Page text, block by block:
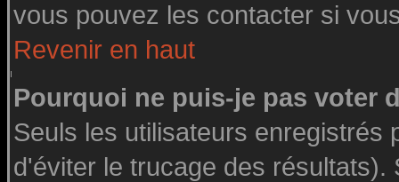
vous pouvez les contacter si
Revenir en haut
Pourquoi ne puis-je pas voter
Seuls les utilisateurs enregistrés
d'éviter le trucage des